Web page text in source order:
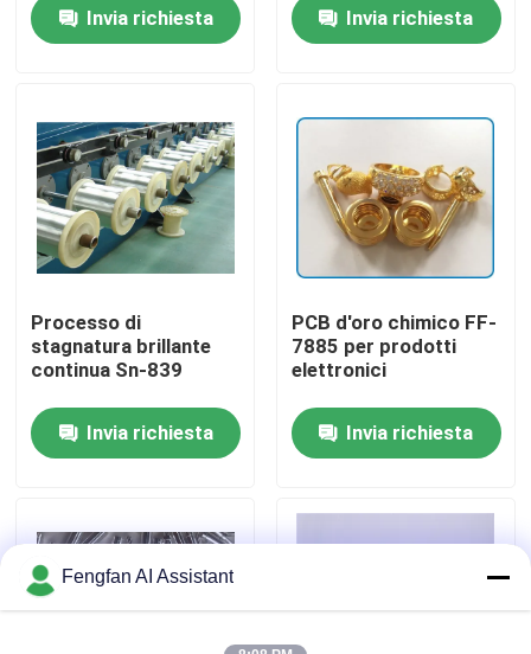
Prodotti
Video
Chi Siamo
Visita alla fabbrica
Controllo di qualità
Contattaci
Chiedi un preventivo
Prodotti chimici per la zincatura
Invia richiesta Invia richiesta
Processo di
stagnatura brillante
continua Sn-839
Invia richiesta
PCB d'oro chimico FF-
7885 per prodotti
elettronici
Invia richiesta
Fengfan AI Assistant